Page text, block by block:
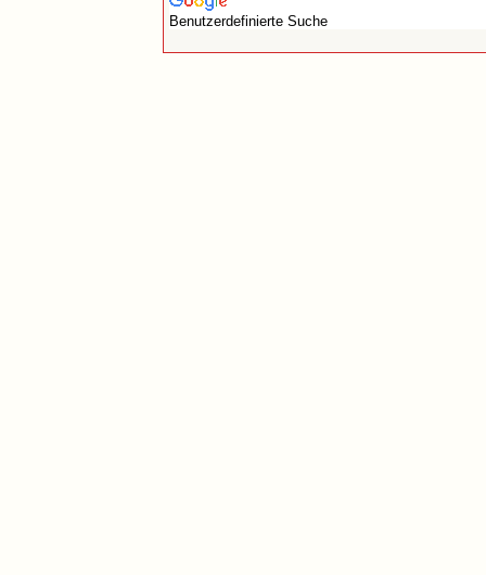
Benutzerdefinierte Suche